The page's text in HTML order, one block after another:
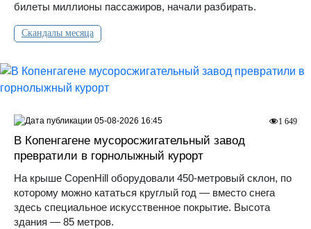
билеты миллионы пассажиров, начали разбирать.
Скандалы месяца
В Копенгагене мусоросжигательный завод
превратили в горнолыжный курорт
На крыше CopenHill оборудовали 450-метровый склон, по
которому можно кататься круглый год — вместо снега
здесь специальное искусственное покрытие. Высота
здания — 85 метров.
1 649
05-08-2026 16:45